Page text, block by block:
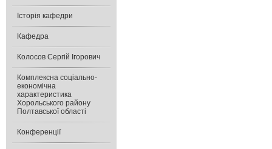
Історія кафедри
Кафедра
Колосов Сергій Ігорович
Комплексна соціально-
економічна
характеристика
Хорольського району
Полтавської області
Конференції